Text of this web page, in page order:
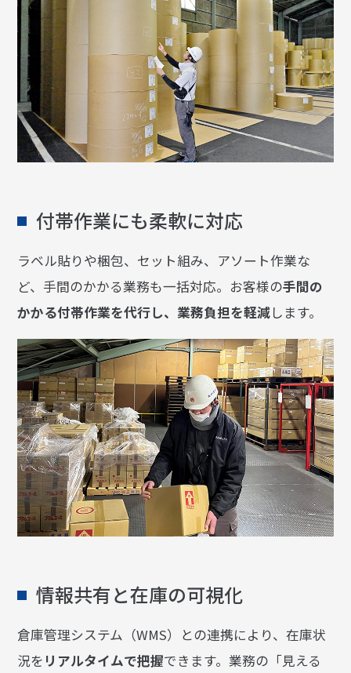
付帯作業にも柔軟に対応
ラベル貼りや梱包、セット組み、アソート作業な
ど、手間のかかる業務も一括対応。お客様の手間の
かかる付帯作業を代行し、業務負担を軽減します。
情報共有と在庫の可視化
倉庫管理システム（WMS）との連携により、在庫状
況を リアルタイムで把握できます。業務の「見える